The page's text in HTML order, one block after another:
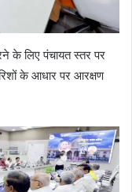
के लिए पंचायत स्तर पर
के आधार पर आरक्षण